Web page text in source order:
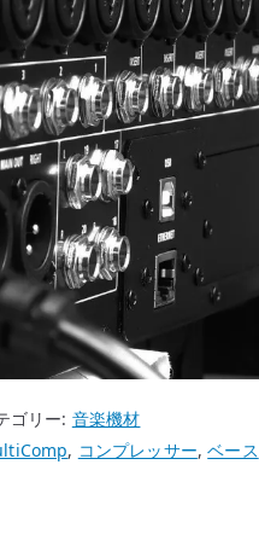
ゴリー: 音楽機材
, コンプレッサー,ベース